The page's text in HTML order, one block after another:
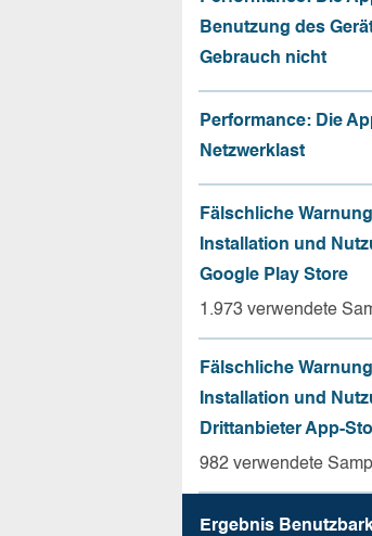
Benutzung des
Gebrauch nicht
Performance: Die
Netzwerklast
Fälschliche
Installation und
Google Play Store
1.973 verwendete
Fälschliche
Installation und
Drittanbieter App-
982 verwendete
Ergebnis